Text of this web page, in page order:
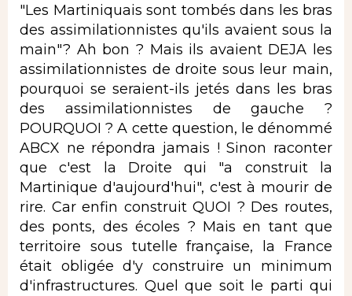
"Les Martiniquais sont tombés dans les bras
des assimilationnistes qu'ils avaient sous la
main"? Ah bon ? Mais ils avaient DEJA les
assimilationnistes de droite sous leur main,
pourquoi se seraient-ils jetés dans les bras
des assimilationnistes de gauche ?
POURQUOI ? A cette question, le dénommé
ABCX ne répondra jamais ! Sinon raconter
que c'est la Droite qui "a construit la
Martinique d'aujourd'hui", c'est à mourir de
rire. Car enfin construit QUOI ? Des routes,
des ponts, des écoles ? Mais en tant que
territoire sous tutelle française, la France
était obligée d'y construire un minimum
d'infrastructures. Quel que soit le parti qui